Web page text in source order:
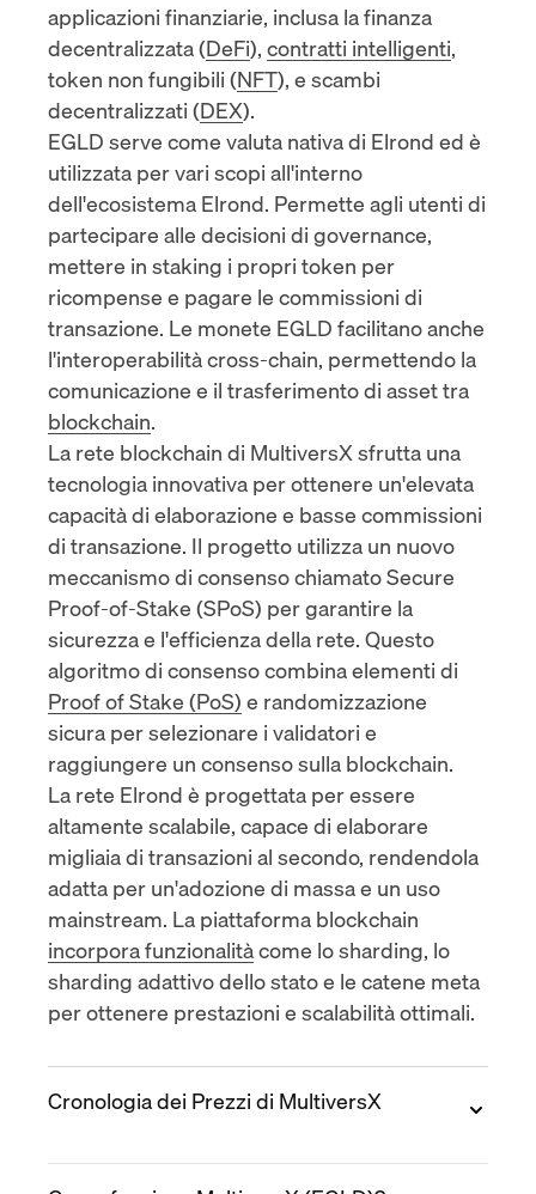
applicazioni finanziarie, inclusa la finanza
decentralizzata (DeFi), contratti intelligenti,
token non fungibili (NFT), e scambi
decentralizzati (DEX).
EGLD serve come valuta nativa di Elrond ed è
utilizzata per vari scopi all'interno
dell'ecosistema Elrond. Permette agli utenti di
partecipare alle decisioni di governance,
mettere in staking i propri token per
ricompense e pagare le commissioni di
transazione. Le monete EGLD facilitano anche
l'interoperabilità cross-chain, permettendo la
comunicazione e il trasferimento di asset tra
blockchain.
La rete blockchain di MultiversX sfrutta una
tecnologia innovativa per ottenere un'elevata
capacità di elaborazione e basse commissioni
di transazione. Il progetto utilizza un nuovo
meccanismo di consenso chiamato Secure
Proof-of-Stake (SPoS) per garantire la
sicurezza e l'efficienza della rete. Questo
algoritmo di consenso combina elementi di
Proof of Stake (PoS) e randomizzazione
sicura per selezionare i validatori e
raggiungere un consenso sulla blockchain.
La rete Elrond è progettata per essere
altamente scalabile, capace di elaborare
migliaia di transazioni al secondo, rendendola
adatta per un'adozione di massa e un uso
mainstream. La piattaforma blockchain
incorpora funzionalitàcome lo sharding, lo
sharding adattivo dello stato e le catene meta
per ottenere prestazioni e scalabilità ottimali.
Cronologia dei Prezzi di MultiversX
2019